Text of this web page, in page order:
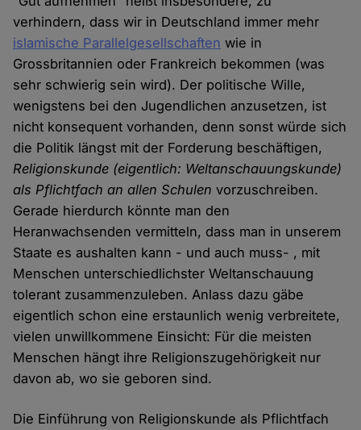
verhindern, dass wir in Deutschland immer mehr
islamische Parallelgesellschaften wie in
Grossbritannien oder Frankreich bekommen (was
sehr schwierig sein wird). Der politische Wille,
wenigstens bei den Jugendlichen anzusetzen, ist
nicht konsequent vorhanden, denn sonst würde sich
die Politik längst mit der Forderung beschäftigen,
Religionskunde (eigentlich: Weltanschauungskunde)
als Pflichtfach an allen Schulen vorzuschreiben.
Gerade hierdurch könnte man den
Heranwachsenden vermitteln, dass man in unserem
Staate es aushalten kann - und auch muss- , mit
Menschen unterschiedlichster Weltanschauung
tolerant zusammenzuleben. Anlass dazu gäbe
eigentlich schon eine erstaunlich wenig verbreitete,
vielen unwillkommene Einsicht: Für die meisten
Menschen hängt ihre Religionszugehörigkeit nur
davon ab, wo sie geboren sind.
Die Einführung von Religionskunde als Pflichtfach